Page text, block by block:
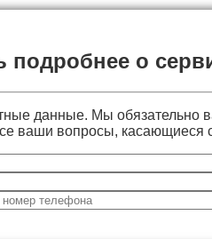
подробнее о
данные. Мы обязательно
ваши вопросы, касающиеся